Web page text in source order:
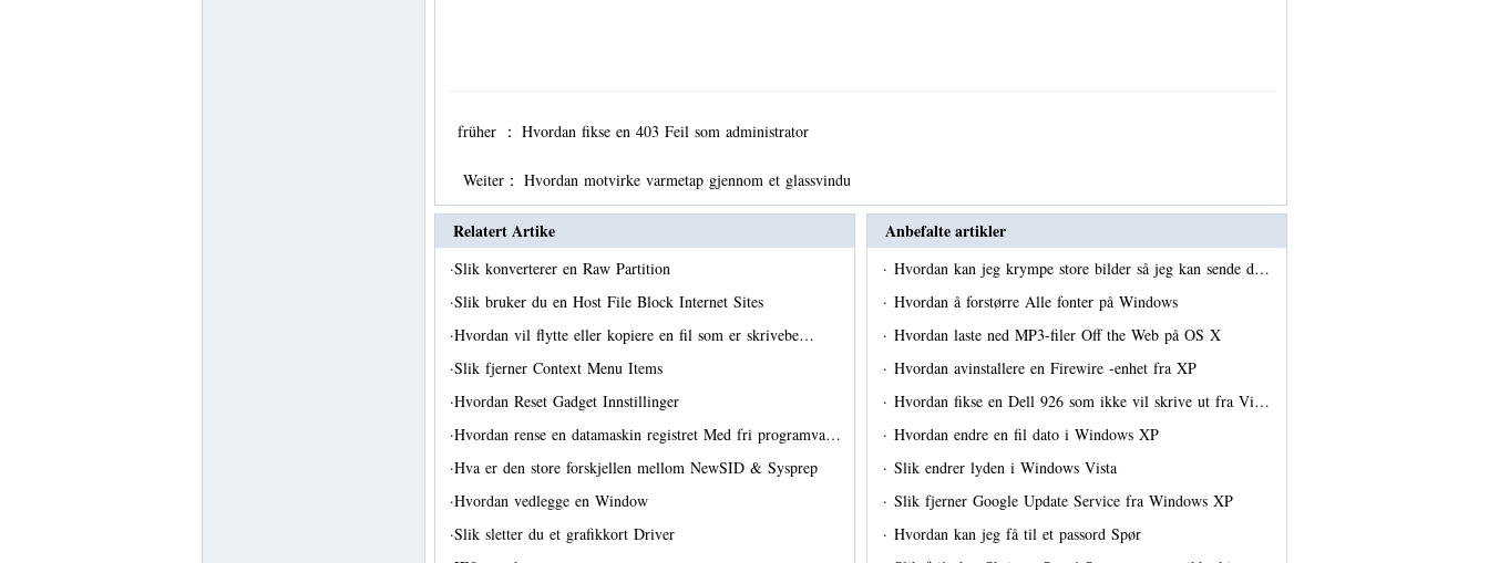
früher ： Hvordan fikse en 403 Feil som administrator
Weiter： Hvordan motvirke varmetap gjennom et glassvindu
Relatert Artike
·Slik konverterer en Raw Partition
·Slik bruker du en Host File Block Internet Sites
·Hvordan vil flytte eller kopiere en fil som er skrivebe…
·Slik fjerner Context Menu Items
·Hvordan Reset Gadget Innstillinger
·Hvordan rense en datamaskin registret Med fri programva…
·Hva er den store forskjellen mellom NewSID & Sysprep
·Hvordan vedlegge en Window
·Slik sletter du et grafikkort Driver
Anbefalte artikler
· Hvordan kan jeg krympe store bilder så jeg kan sende d…
· Hvordan å forstørre Alle fonter på Windows
· Hvordan laste ned MP3-filer Off the Web på OS X
· Hvordan avinstallere en Firewire -enhet fra XP
· Hvordan fikse en Dell 926 som ikke vil skrive ut fra Vi…
· Hvordan endre en fil dato i Windows XP
· Slik endrer lyden i Windows Vista
· Slik fjerner Google Update Service fra Windows XP
· Hvordan kan jeg få til et passord Spør